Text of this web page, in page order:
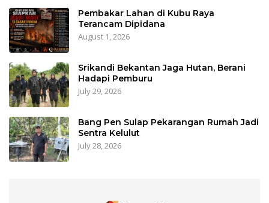
Pembakar Lahan di Kubu Raya
Terancam Dipidana
August 1, 2026
Srikandi Bekantan Jaga Hutan, Berani
Hadapi Pemburu
July 29, 2026
Bang Pen Sulap Pekarangan Rumah Jadi
Sentra Kelulut
July 28, 2026